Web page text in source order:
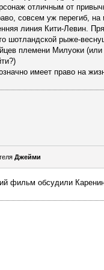
отличным от
совсем уж перегиб,
линия Кити-Левин.
шотландской рыже-
племени Милуоки
имеет право на
Джейми
фильм обсудили